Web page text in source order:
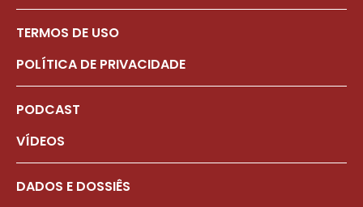
TERMOS DE USO
POLÍTICA DE PRIVACIDADE
PODCAST
VÍDEOS
DADOS E DOSSIÊS